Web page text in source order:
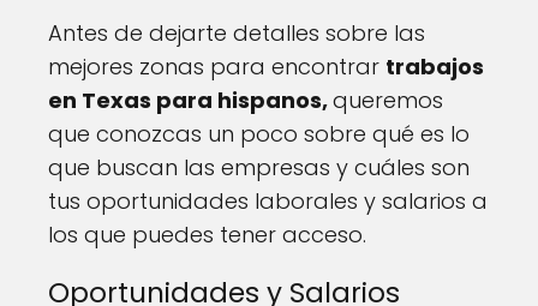
Antes de dejarte detalles sobre las
mejores zonas para encontrar trabajos
en Texas para hispanos,queremos
que conozcas un poco sobre qué es lo
que buscan las empresas y cuáles son
tus oportunidades laborales y salarios a
los que puedes tener acceso.
Oportunidades y Salarios